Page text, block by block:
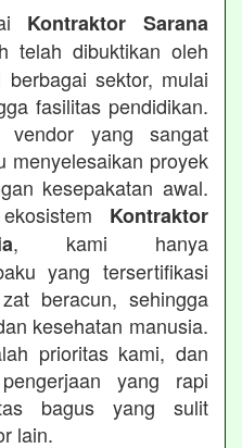
Kontraktor Sarana
telah dibuktikan oleh
sektor, mulai
fasilitas pendidikan.
vendor yang sangat
menyelesaikan proyek
kesepakatan awal.
Kontraktor
, kami hanya
yang tersertifikasi
beracun, sehingga
kesehatan manusia.
prioritas kami, dan
yang rapi
bagus yang sulit
lain.